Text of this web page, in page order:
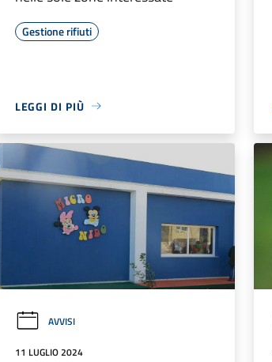
Gestione rifiuti
LEGGI DI PIÙ
AVVISI
11 LUGLIO 2024